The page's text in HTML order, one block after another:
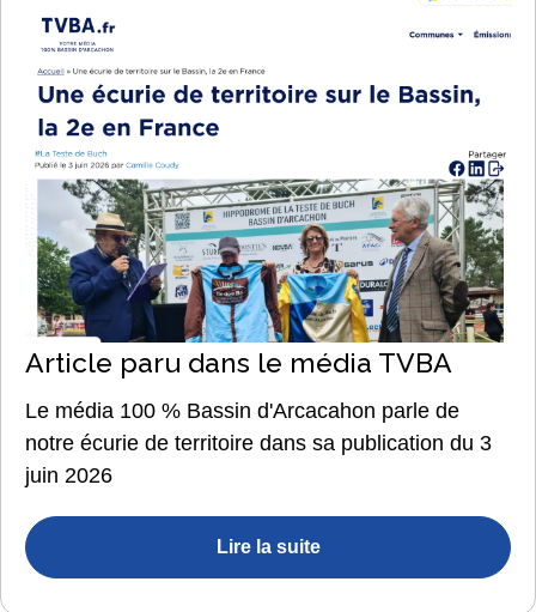
Article paru dans le média TVBA
Le média 100 % Bassin d'Arcacahon parle de
notre écurie de territoire dans sa publication du 3
juin 2026
Lire la suite